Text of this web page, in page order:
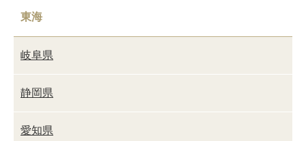
東海
岐阜県
静岡県
愛知県